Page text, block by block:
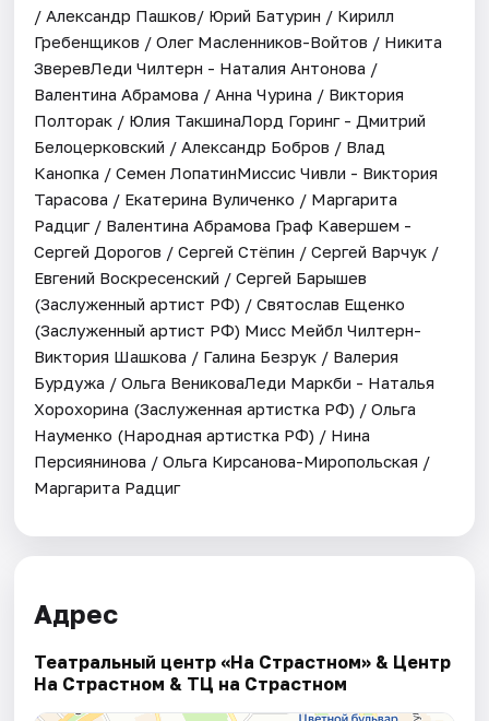
/ Александр Пашков/ Юрий Батурин / Кирилл
Гребенщиков / Олег Масленников-Войтов / Никита
ЗверевЛеди Чилтерн - Наталия Антонова /
Валентина Абрамова / Анна Чурина / Виктория
Полторак / Юлия ТакшинаЛорд Горинг - Дмитрий
Белоцерковский / Александр Бобров / Влад
Канопка / Семен ЛопатинМиссис Чивли - Виктория
Тарасова / Екатерина Вуличенко / Маргарита
Радциг / Валентина Абрамова Граф Кавершем -
Сергей Дорогов / Сергей Стёпин / Сергей Варчук /
Евгений Воскресенский / Сергей Барышев
(Заслуженный артист РФ) / Святослав Ещенко
(Заслуженный артист РФ) Мисс Мейбл Чилтерн-
Виктория Шашкова / Галина Безрук / Валерия
Бурдужа / Ольга ВениковаЛеди Маркби - Наталья
Хорохорина (Заслуженная артистка РФ) / Ольга
Науменко (Народная артистка РФ) / Нина
Персиянинова / Ольга Кирсанова-Миропольская /
Маргарита Радциг
Адрес
Театральный центр «На Страстном» & Центр
На Страстном & ТЦ на Страстном